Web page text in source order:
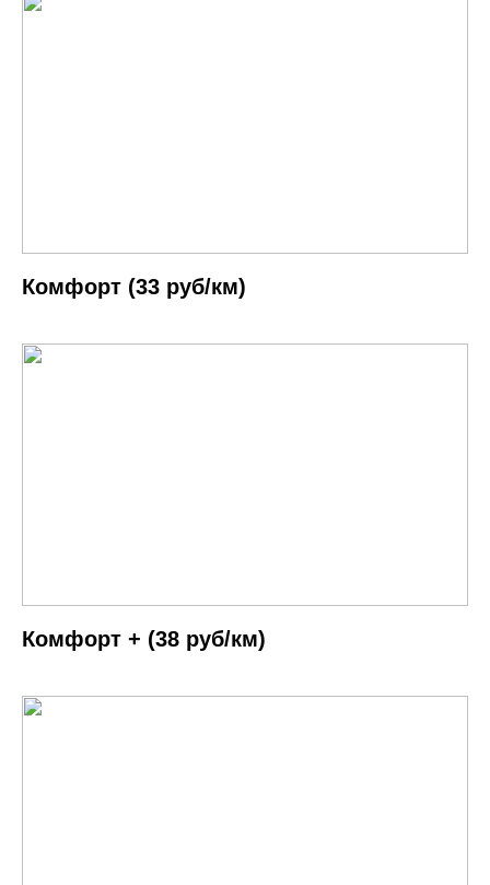
Комфорт (33 руб/км)
Комфорт + (38 руб/км)